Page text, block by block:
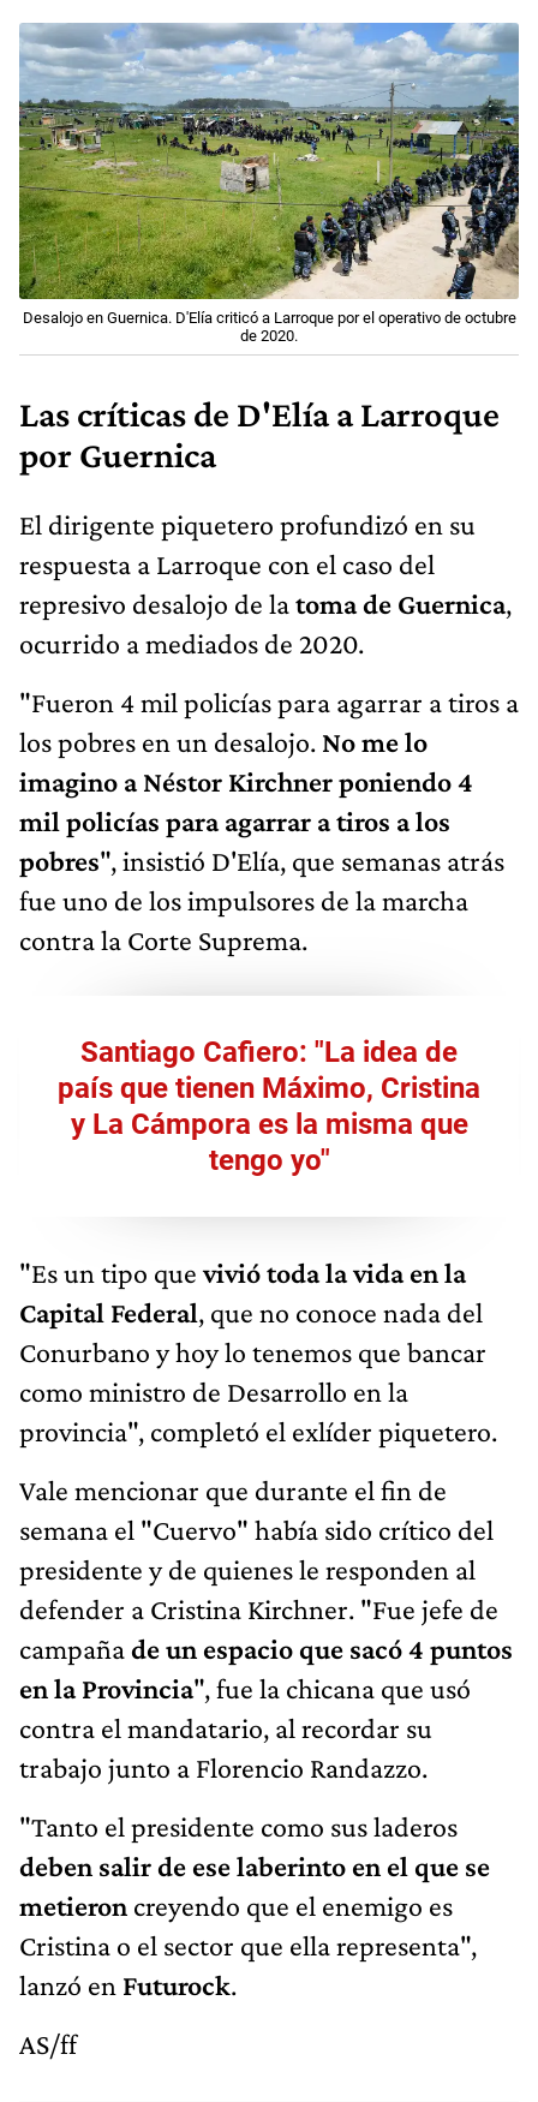
Desalojo en Guernica. D'Elía criticó a Larroque por el operativo de octubre
de 2020.
Las críticas de D'Elía a Larroque
por Guernica
El dirigente piquetero profundizó en su
respuesta a Larroque con el caso del
represivo desalojo de latoma de Guernica,
ocurrido a mediados de 2020.
"Fueron 4 mil policías para agarrar a tiros a
los pobres en un desalojo. No me lo
imagino a Néstor Kirchner poniendo 4
mil policías para agarrar a tiros a los
pobres", insistió D'Elía, que semanas atrás
fue uno de los impulsores de la marcha
contra la Corte Suprema.
Santiago Cafiero: "La idea de
país que tienen Máximo, Cristina
y La Cámpora es la misma que
tengo yo"
"Es un tipo quevivió toda la vida en la
Capital Federal, que no conoce nada del
Conurbano y hoy lo tenemos que bancar
como ministro de Desarrollo en la
provincia", completó el exlíder piquetero.
Vale mencionar que durante el fin de
semana el "Cuervo" había sido crítico del
presidente y de quienes le responden al
defender a Cristina Kirchner. "Fue jefe de
campañade un espacio que sacó 4 puntos
en la Provincia", fue la chicana que usó
contra el mandatario, al recordar su
trabajo junto a Florencio Randazzo.
"Tanto el presidente como sus laderos
deben salir de ese laberinto en el que se
metieron creyendo que el enemigo es
Cristina o el sector que ella representa",
lanzó en Futurock.
AS/ff